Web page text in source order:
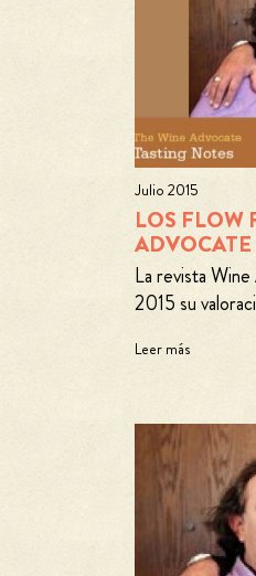
Julio 2015
LOS FLOW
ADVOCATE
La revista
2015 su
Leer más